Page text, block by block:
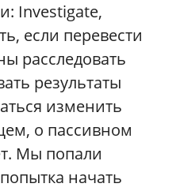
Investigate,
если перевести
расследовать
результаты
изменить
о пассивном
Мы попали
начать